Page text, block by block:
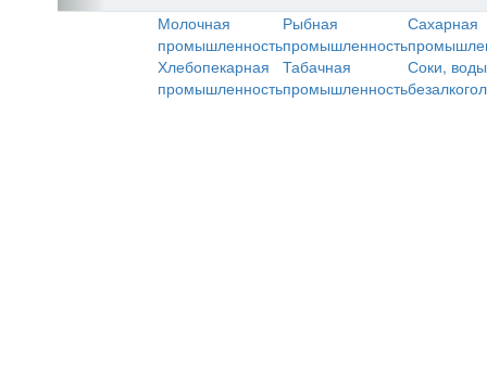
Молочная
промышленность
Рыбная
промышленность
Сахарная
Хлебопекарная
промышленность
Табачная
промышленность
Соки,